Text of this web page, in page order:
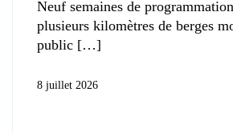
Neuf semaines de
plusieurs kilomètres de berges
public
8 juillet 2026